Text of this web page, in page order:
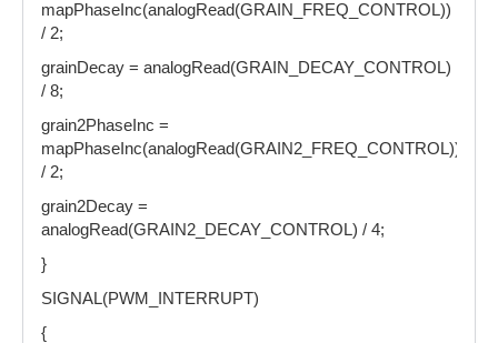
mapPhaseInc(analogRead(GRAIN_FREQ_CONTROL))
/ 2;
grainDecay = analogRead(GRAIN_DECAY_CONTROL)
/ 8;
grain2PhaseInc =
mapPhaseInc(analogRead(GRAIN2_FREQ_CONTROL))
/ 2;
grain2Decay =
analogRead(GRAIN2_DECAY_CONTROL) / 4;
}
SIGNAL(PWM_INTERRUPT)
{